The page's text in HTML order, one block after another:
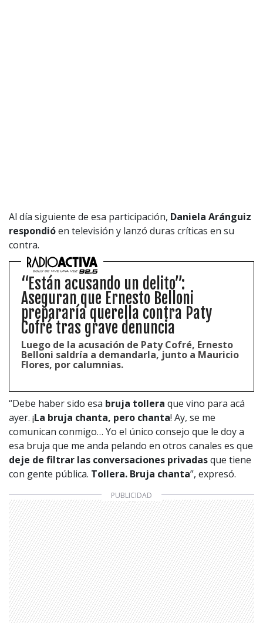
Al día siguiente de esa participación, Daniela Aránguiz
respondióen televisión y lanzó duras críticas en su
contra.
“Están acusando un delito”:
Aseguran que Ernesto Belloni
prepararía querella contra Paty
Cofré tras grave denuncia
Luego de la acusación de Paty Cofré, Ernesto
Belloni saldría a demandarla, junto a Mauricio
Flores, por calumnias.
“Debe haber sido esa bruja tollera que vino para acá
ayer. ¡La bruja chanta, pero chanta! Ay, se me
comunican conmigo… Yo el único consejo que le doy a
esa bruja que me anda pelando en otros canales es que
deje de filtrar las conversaciones privadasque tiene
con gente pública. Tollera. Bruja chanta”, expresó.